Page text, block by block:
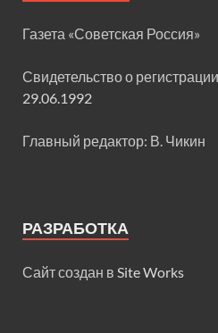
Газета «Советская Россия»
Свидетельство о
29.06.1992
Главный редактор: В. Чикин
РАЗРАБОТКА
Сайт создан в Site Works